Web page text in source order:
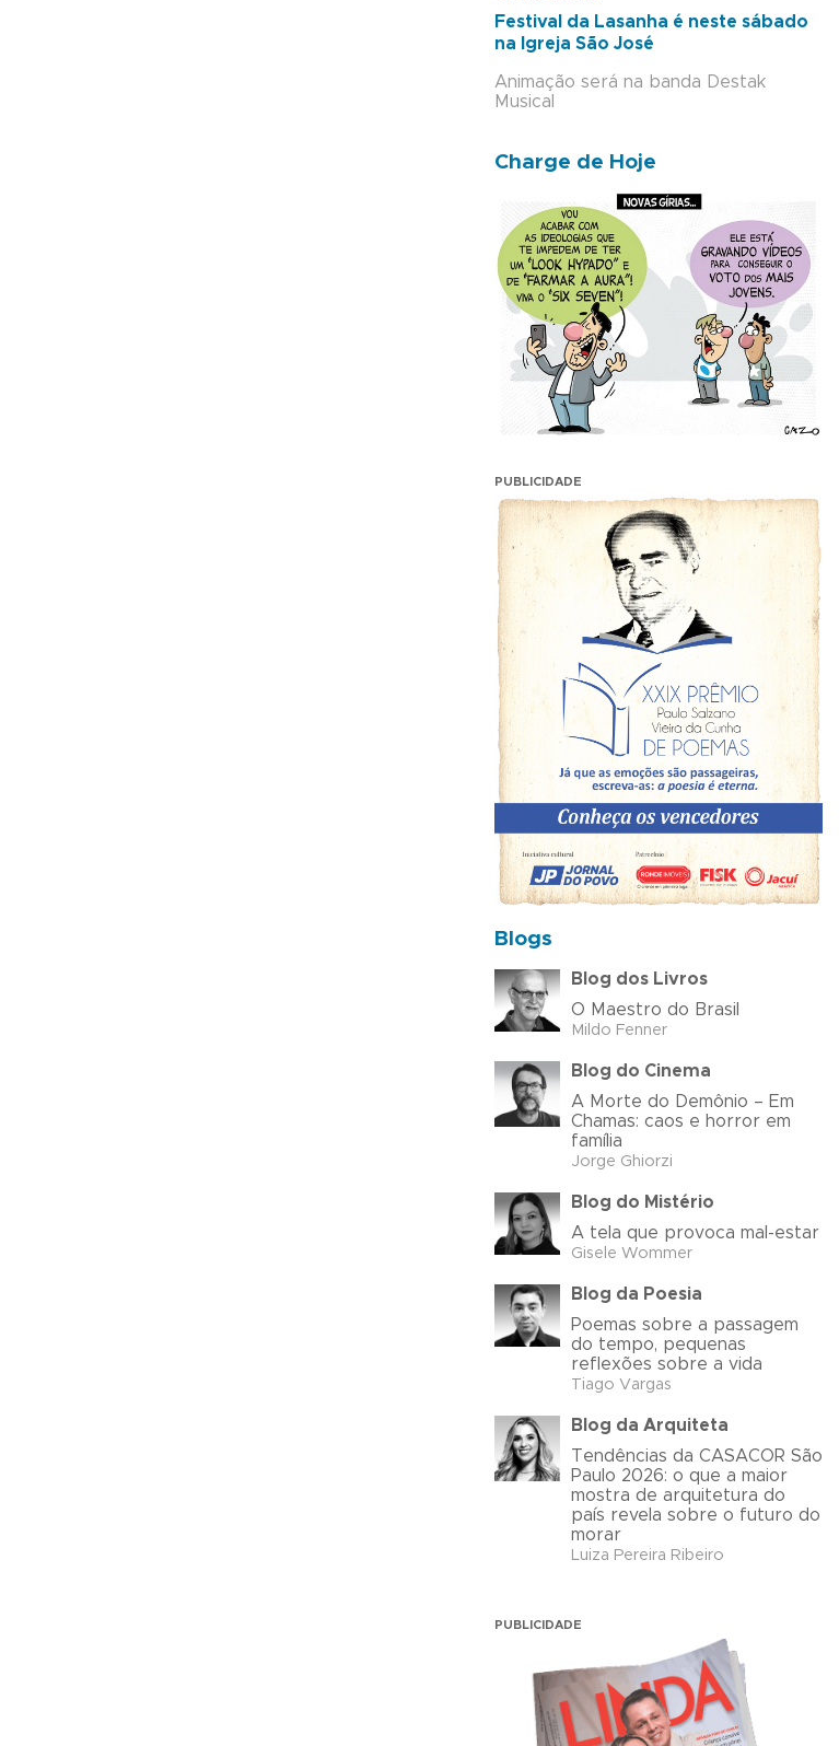
Festival da Lasanha é neste sábado
na Igreja São José
Animação será na banda Destak
Musical
Charge de Hoje
PUBLICIDADE
Blogs
Blog dos Livros
O Maestro do Brasil
Mildo Fenner
Blog do Cinema
A Morte do Demônio – Em
Chamas: caos e horror em
família
Jorge Ghiorzi
Blog do Mistério
A tela que provoca mal-estar
Gisele Wommer
Blog da Poesia
Poemas sobre a passagem
do tempo, pequenas
reflexões sobre a vida
Tiago Vargas
Blog da Arquiteta
Tendências da CASACOR São
Paulo 2026: o que a maior
mostra de arquitetura do
país revela sobre o futuro do
morar
Luiza Pereira Ribeiro
PUBLICIDADE